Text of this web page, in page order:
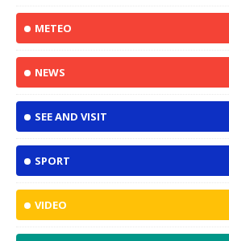
METEO
NEWS
SEE AND VISIT
SPORT
VIDEO